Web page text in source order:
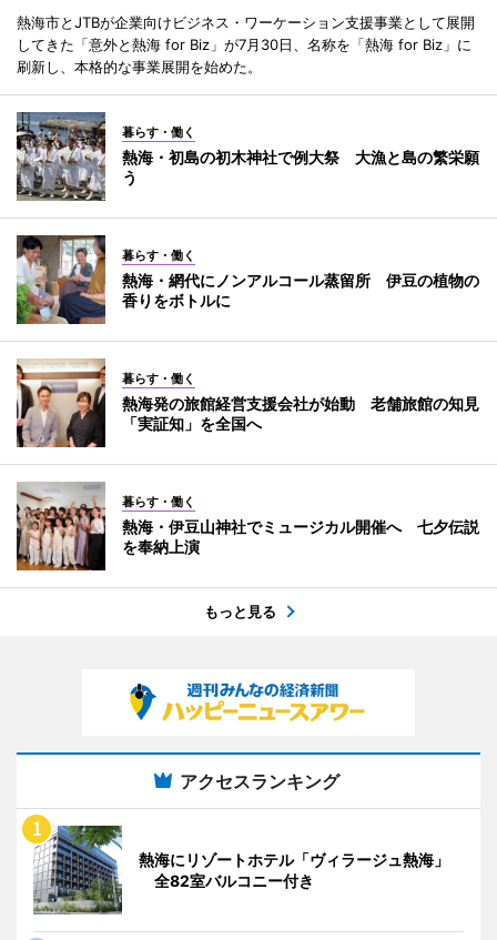
熱海市とJTBが企業向けビジネス・ワーケーション支援事業として展開
してきた「意外と熱海 for Biz」が7月30日、名称を「熱海 for Biz」に
刷新し、本格的な事業展開を始めた。
暮らす・働く
熱海・初島の初木神社で例大祭 大漁と島の繁栄願
う
暮らす・働く
熱海・網代にノンアルコール蒸留所 伊豆の植物の
香りをボトルに
暮らす・働く
熱海発の旅館経営支援会社が始動 老舗旅館の知見
「実証知」を全国へ
暮らす・働く
熱海・伊豆山神社でミュージカル開催へ 七夕伝説
を奉納上演
もっと見る
アクセスランキング
熱海にリゾートホテル「ヴィラージュ熱海」
全82室バルコニー付き